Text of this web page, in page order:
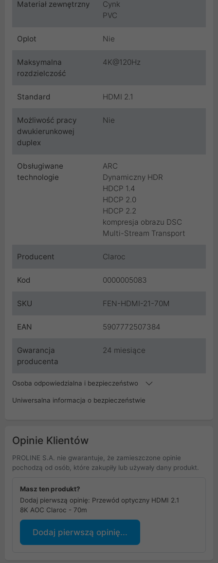
Materiał zewnętrzny
Cynk
PVC
Oplot Nie
Maksymalna
rozdzielczość
4K@120Hz
Standard HDMI 2.1
Możliwość pracy
dwukierunkowej
duplex
Nie
Obsługiwane
technologie
ARC
Dynamiczny HDR
HDCP 1.4
HDCP 2.0
HDCP 2.2
kompresja obrazu DSC
Multi-Stream Transport
Producent Claroc
Kod 0000005083
SKU FEN-HDMI-21-70M
EAN 5907772507384
Gwarancja
producenta
24 miesiące
Osoba odpowiedzialna i bezpieczeństwo
Uniwersalna informacja o bezpieczeństwie
Opinie Klientów
PROLINE S.A. nie gwarantuje, że zamieszczone opinie
pochodzą od osób, które zakupiły lub używały dany produkt.
Masz ten produkt?
Dodaj pierwszą opinię: Przewód optyczny HDMI 2.1
8K AOC Claroc - 70m
Dodaj pierwszą opinię...